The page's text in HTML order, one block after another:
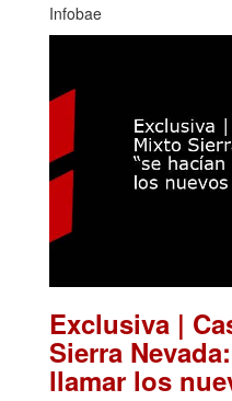
Infobae
Exclusiva |
Sierra
llamar los